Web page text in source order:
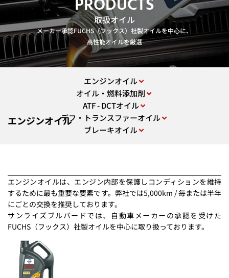
PRODUCTS
取扱オイル
メーカー承認FUCHS（フックス）社製オイルを中心に、
高性能オイルを厳選
エンジンオイル
オイル・燃料添加剤
ATF - DCTオイル
デフ・トランスファーオイル
ブレーキオイル
エンジンオイル
エンジンオイルは、エンジン内部を保護しコンディションを維持
するために最も重要な要素です。弊社では5,000km / 毎または半年
にごとの交換を推奨しております。
サンライズブルバードでは、自動車メーカーの承認を受けた
FUCHS（フックス）社製オイルを中心に取り扱っております。